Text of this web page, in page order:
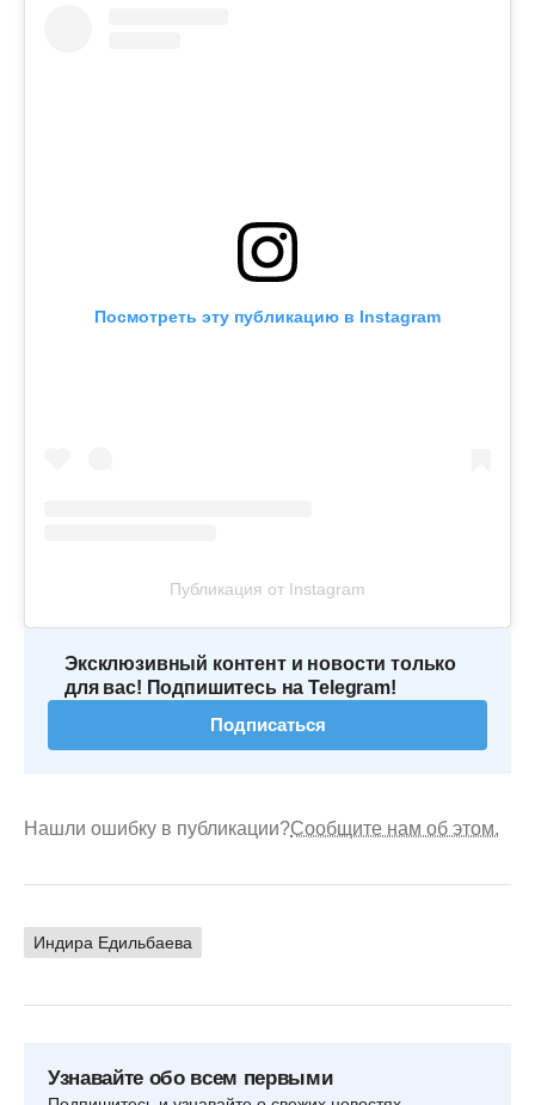
Посмотреть эту публикацию в Instagram
Публикация от Instagram
Эксклюзивный контент и новости только
для вас! Подпишитесь на Telegram!
Подписаться
Нашли ошибку в публикации?Сообщите нам об этом.
Индира Едильбаева
Узнавайте обо всем первыми